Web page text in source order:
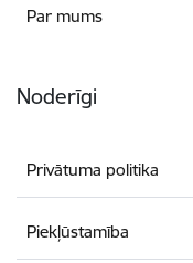
Par mums
Noderīgi
Privātuma politika
Piekļūstamība